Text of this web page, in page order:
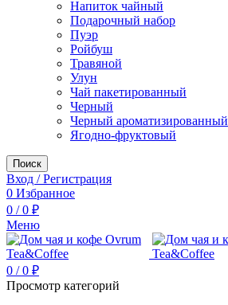
Напиток чайный
Подарочный набор
Пуэр
Ройбуш
Травяной
Улун
Чай пакетированный
Черный
Черный ароматизированный
Ягодно-фруктовый
Поиск
Вход / Регистрация
0 Избранное
0 / 0 ₽
Меню
0 / 0 ₽
Просмотр категорий